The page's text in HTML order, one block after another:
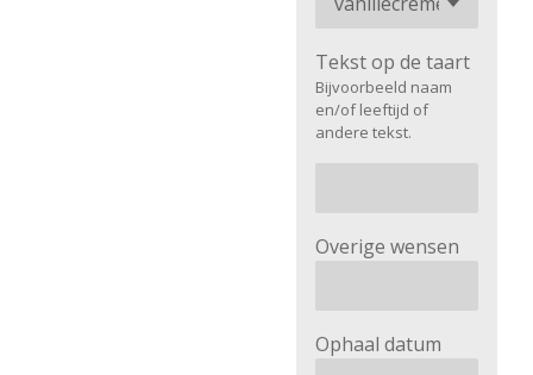
Tekst op de taart
Bijvoorbeeld naam
en/of leeftijd of
andere tekst.
Overige wensen
Ophaal datum